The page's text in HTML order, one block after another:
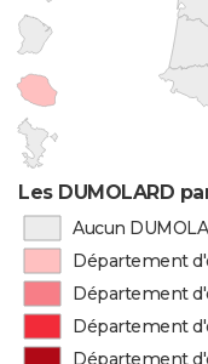
Les DUMOLARD
Aucun
Département
Département
Département
Département